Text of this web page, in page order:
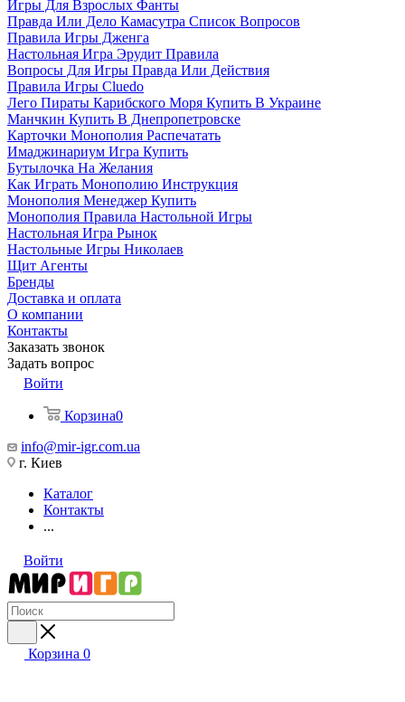
Игры Для Взрослых Фанты
Правда Или Дело Камасутра Список Вопросов
Правила Игры Дженга
Настольная Игра Эрудит Правила
Вопросы Для Игры Правда Или Действия
Правила Игры Cluedo
Лего Пираты Карибского Моря Купить В Украине
Манчкин Купить В Днепропетровске
Карточки Монополия Распечатать
Имаджинариум Игра Купить
Бутылочка На Желания
Как Играть Монополию Инструкция
Монополия Менеджер Купить
Монополия Правила Настольной Игры
Настольная Игра Рынок
Настольные Игры Николаев
Щит Агенты
Бренды
Доставка и оплата
О компании
Контакты
Заказать звонок
Задать вопрос
Войти
Корзина0
info@mir-igr.com.ua
г. Киев
Каталог
Контакты
...
Войти
Корзина 0